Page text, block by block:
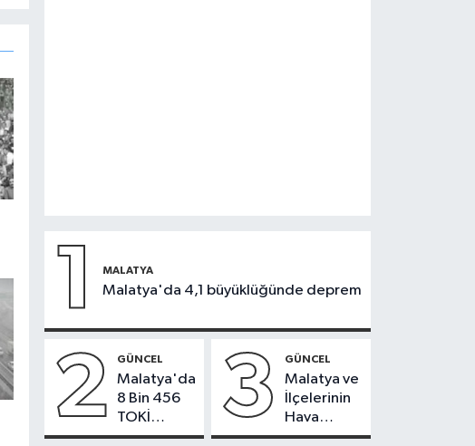
1 MALATYA
Malatya'da 4,1 büyüklüğünde deprem
2 GÜNCEL
Malatya'da
8 Bin 456
TOKİ
Konutunun
3 GÜNCEL
Malatya ve
İlçelerinin
Hava
Durumu -